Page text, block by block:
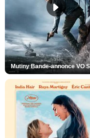
Mutiny Bande-annonce VO